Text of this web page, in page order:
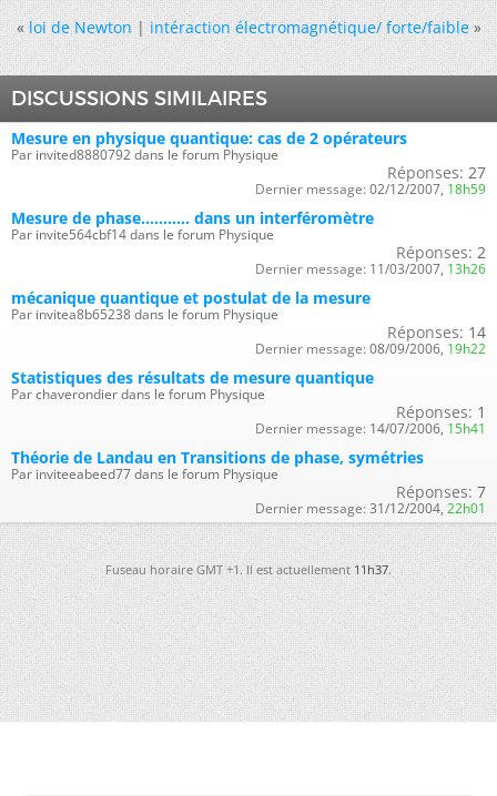
« loi de Newton|intéraction électromagnétique/ forte/faible »
DISCUSSIONS SIMILAIRES
Mesure en physique quantique: cas de 2 opérateurs
Par invited8880792 dans le forum Physique
Réponses: 27
Dernier message: 02/12/2007, 18h59
Mesure de phase........... dans un interféromètre
Par invite564cbf14 dans le forum Physique
Réponses: 2
Dernier message: 11/03/2007, 13h26
mécanique quantique et postulat de la mesure
Par invitea8b65238 dans le forum Physique
Réponses: 14
Dernier message: 08/09/2006, 19h22
Statistiques des résultats de mesure quantique
Par chaverondier dans le forum Physique
Réponses: 1
Dernier message: 14/07/2006, 15h41
Théorie de Landau en Transitions de phase, symétries
Par inviteeabeed77 dans le forum Physique
Réponses: 7
Dernier message: 31/12/2004, 22h01
Fuseau horaire GMT +1. Il est actuellement11h37.